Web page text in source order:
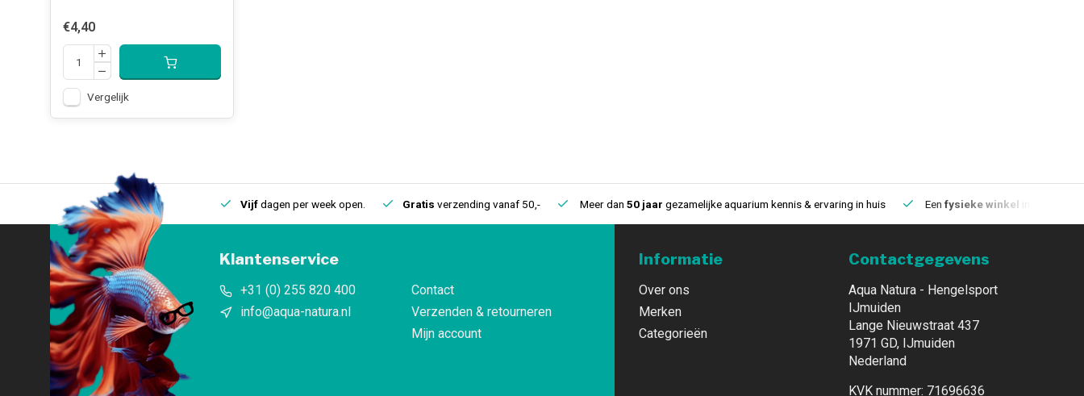
€4,40
Vergelijk
Eenfysieke winkelin IJmuiden Vijfdagen per week open. Gratis verzending vanaf 50,- Meer dan 50 jaar gezamelijke aquarium kennis & ervaring in huis Een fysieke winkel
Klantenservice
+31 (0) 255 820 400
info@aqua-natura.nl
Contact
Verzenden & retourneren
Mijn account
Informatie
Over ons
Merken
Categorieën
Contactgegevens
Aqua Natura - Hengelsport
IJmuiden
Lange Nieuwstraat 437
1971 GD, IJmuiden
Nederland
KVK nummer: 71696636